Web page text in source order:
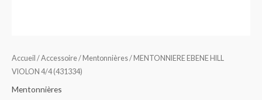
Accueil /Accessoire/ Mentonnières/ MENTONNIERE EBENE HILL
VIOLON 4/4 (431334)
Mentonnières